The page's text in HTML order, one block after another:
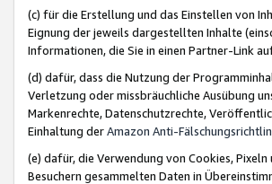
(c) für die Erstellung und das Einstellen von
Eignung der jeweils dargestellten Inhalte
Informationen, die Sie in einen Partner-Link
(d) dafür, dass die Nutzung der
Verletzung oder missbräuchliche Ausübung
Markenrechte, Datenschutzrechte,
Einhaltung derAmazon Anti-
(e) dafür, die Verwendung von Cookies,
Besuchern gesammelten Daten in